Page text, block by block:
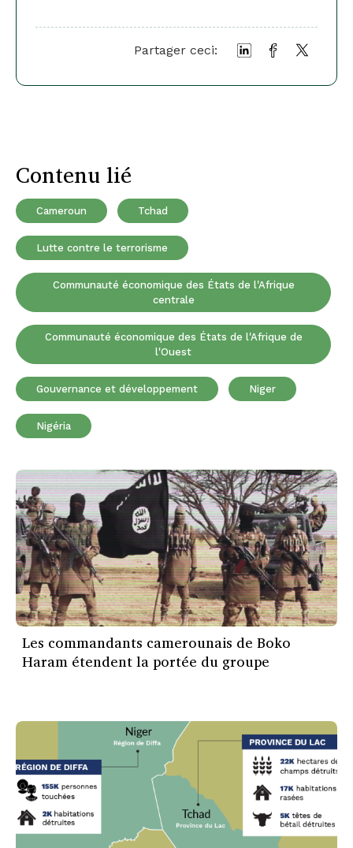
Partager ceci:
Contenu lié
Cameroun Tchad
Lutte contre le terrorisme
Communauté économique des États de l'Afrique
centrale
Communauté économique des États de l'Afrique de
l'Ouest
Gouvernance et développement Niger
Nigéria
Les commandants camerounais de Boko
Haram étendent la portée du groupe